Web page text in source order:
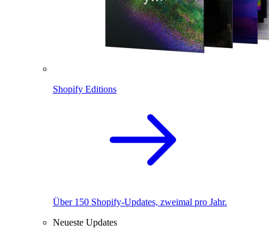
Shopify Editions
Über 150 Shopify-Updates, zweimal pro Jahr.
Neueste Updates